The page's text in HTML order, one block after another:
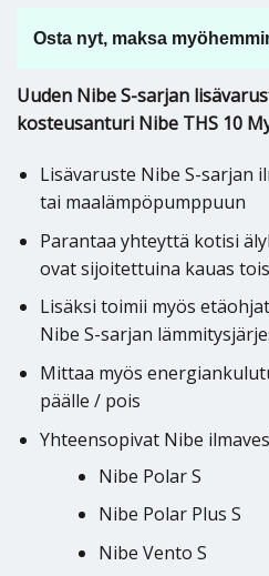
Osta nyt, maksa
Uuden Nibe S-sarjan
kosteusanturi Nibe THS 10
Lisävaruste Nibe S-sarjan
tai maalämpöpumppuun
Parantaa yhteyttä kotisi
ovat sijoitettuina kauas
Lisäksi toimii myös
Nibe S-sarjan
Mittaa myös
päälle / pois
Yhteensopivat Nibe
Nibe Polar S
Nibe Polar Plus S
Nibe Vento S